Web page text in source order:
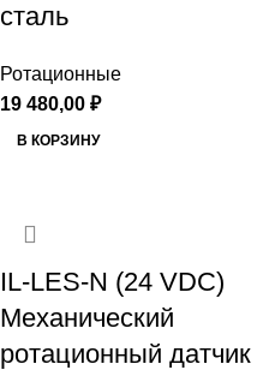
сталь
Ротационные
19 480,00 ₽
В КОРЗИНУ
IL-LES-N (24 VDC)
Механический
ротационный датчик